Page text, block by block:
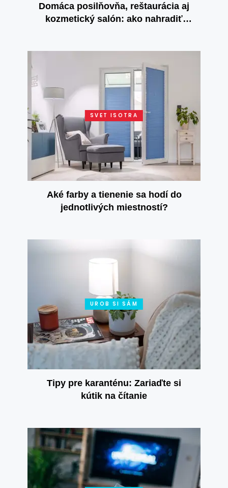
Domáca posilňovňa, reštaurácia aj
kozmetický salón: ako nahradiť
SVET ISOTRA
Aké farby a tienenie sa hodí do
jednotlivých miestností?
UROB SI SÁM
Tipy pre karanténu: Zariaďte si
kútik na čítanie